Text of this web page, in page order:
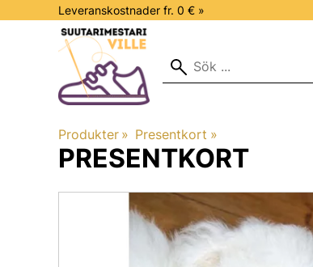
Leveranskostnader fr. 0 € »
Produkter ‪» Presentkort ‪»
PRESENTKORT